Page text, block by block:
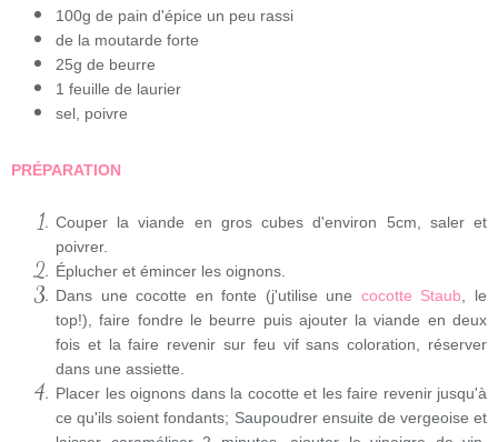
100g de pain d'épice un peu rassi
de la moutarde forte
25g de beurre
1 feuille de laurier
sel, poivre
PRÉPARATION
Couper la viande en gros cubes d'environ 5cm, saler et
poivrer.
Éplucher et émincer les oignons.
Dans une cocotte en fonte (j'utilise une cocotte Staub , le
top!) , faire fondre le beurre puis ajouter la viande en deux
fois et la faire revenir sur feu vif sans coloration, réserver
dans une assiette.
Placer les oignons dans la cocotte et les faire revenir jusqu'à
ce qu'ils soient fondants; Saupoudrer ensuite de vergeoise et